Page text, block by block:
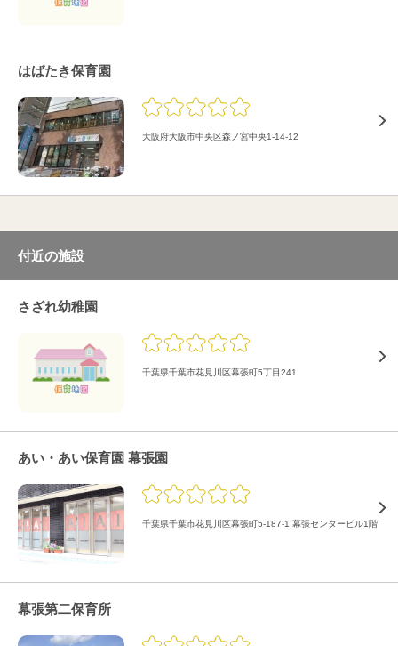
はばたき保育園
大阪府大阪市中央区森ノ宮中央1-14-12
付近の施設
さざれ幼稚園
千葉県千葉市花見川区幕張町5丁目241
あい・あい保育園 幕張園
千葉県千葉市花見川区幕張町5-187-1 幕張センタービル1階
幕張第二保育所